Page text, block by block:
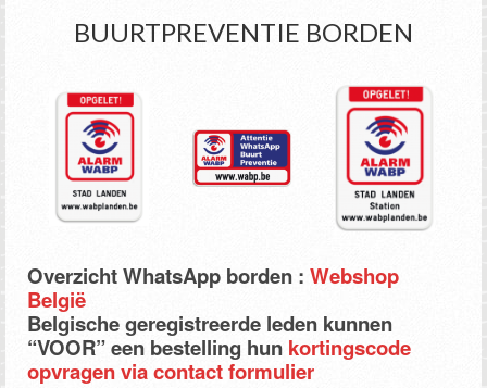
BUURTPREVENTIE BORDEN
Overzicht WhatsApp borden : Webshop
België
Belgische geregistreerde leden kunnen
“VOOR” een bestelling hun kortingscode
opvragen via contact formulier